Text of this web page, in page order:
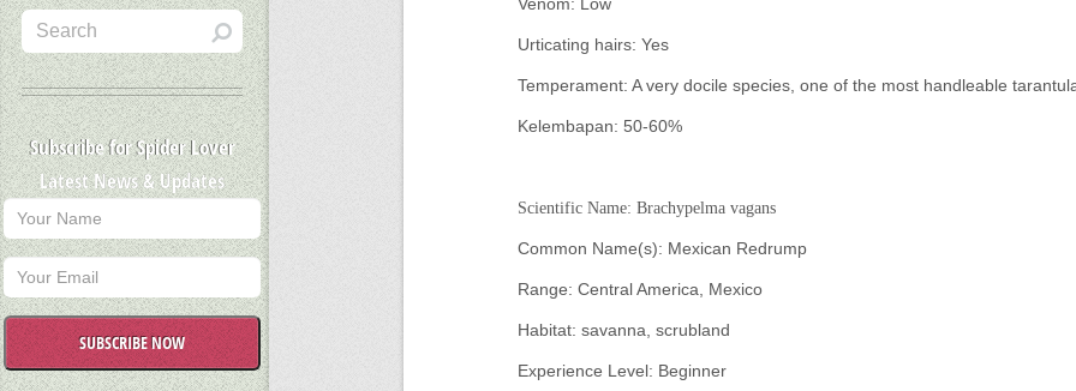
Urticating hairs: Yes
Temperament: A very docile species, one of the most handleable
Kelembapan: 50-60%
Scientific Name: Brachypelma vagans
Common Name(s): Mexican Redrump
Range: Central America, Mexico
Habitat: savanna, scrubland
Experience Level: Beginner
Subscribe for Spider Lover
Latest News & Updates
SUBSCRIBE NOW